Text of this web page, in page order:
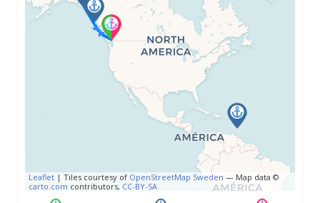
Ημέρα 4η
Σκάγκγουέϊ ( Αλάσκα ), Η.Π.Α.
Ημέρα 5η
Κόλπος Παγετώνων ( Αλάσκα ),
Η.Π.Α.
Leaflet | Tiles courtesy of OpenStreetMap Sweden — Map data ©
carto.com contributors, CC-BY-SA